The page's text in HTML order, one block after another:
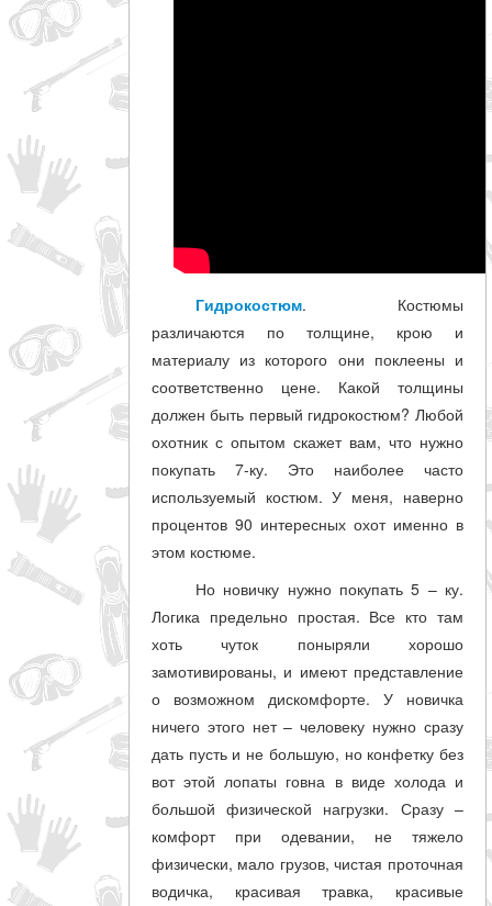
Категории
Производитель
_JSHOP_SEARCH_COINS
от
до
грн
Гидрокостюм. Костюмы
различаются по толщине, крою и
материалу из которого они поклеены и
соответственно цене. Какой толщины
должен быть первый гидрокостюм? Любой
охотник с опытом скажет вам, что нужно
покупать 7-ку. Это наиболее часто
используемый костюм. У меня, наверно
процентов 90 интересных охот именно в
этом костюме.
Но новичку нужно покупать 5 – ку.
Логика предельно простая. Все кто там
хоть чуток поныряли хорошо
замотивированы, и имеют представление
о возможном дискомфорте. У новичка
ничего этого нет – человеку нужно сразу
дать пусть и не большую, но конфетку без
вот этой лопаты говна в виде холода и
большой физической нагрузки. Сразу –
комфорт при одевании, не тяжело
физически, мало грузов, чистая проточная
водичка, красивая травка, красивые